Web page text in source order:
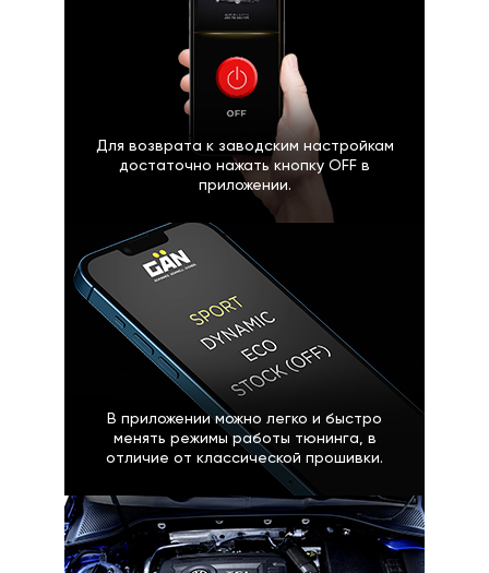
Для возврата к заводским настройкам
достаточно нажать кнопку OFF в
приложении.
В приложении можно легко и быстро
менять режимы работы тюнинга, в
отличие от классической прошивки.